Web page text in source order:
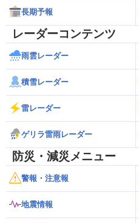
長期予報
レーダーコンテンツ
雨雲レーダー
積雪レーダー
雷レーダー
ゲリラ雷雨レーダー
防災・減災メニュー
警報・注意報
地震情報